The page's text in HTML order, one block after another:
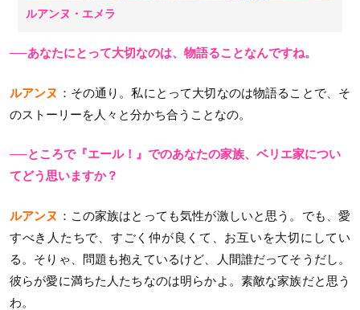
ルアンヌ・エメラ
──あなたにとって大切なのは、物語ることなんですね。
ルアンヌ ：その通り。私にとって大切なのは物語ることで、そ
のストーリーを人々と分かち合うことなの。
──ところで『エール！』でのあなたの家族、ベリエ家につい
てどう思いますか？
ルアンヌ ：この家族はとっても気性が激しいと思う。でも、愛
すべき人たちで、すごく仲が良くて、お互いを大切にしてい
る。そりゃ、問題も抱えているけど、人間誰だってそうだし。
彼らが愛に満ちた人たちなのは明らかよ。素敵な家族だと思う
わ。